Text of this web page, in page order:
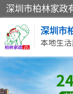
深圳市
本地生
家居保洁